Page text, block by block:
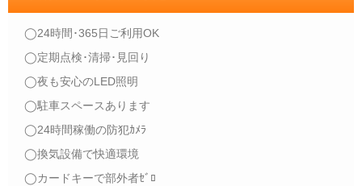
◯24時間･365日ご利用OK
◯定期点検･清掃･見回り
◯夜も安心のLED照明
◯駐車スペースあります
◯24時間稼働の防犯ｶﾒﾗ
◯換気設備で快適環境
◯カードキーで部外者ｾﾞﾛ